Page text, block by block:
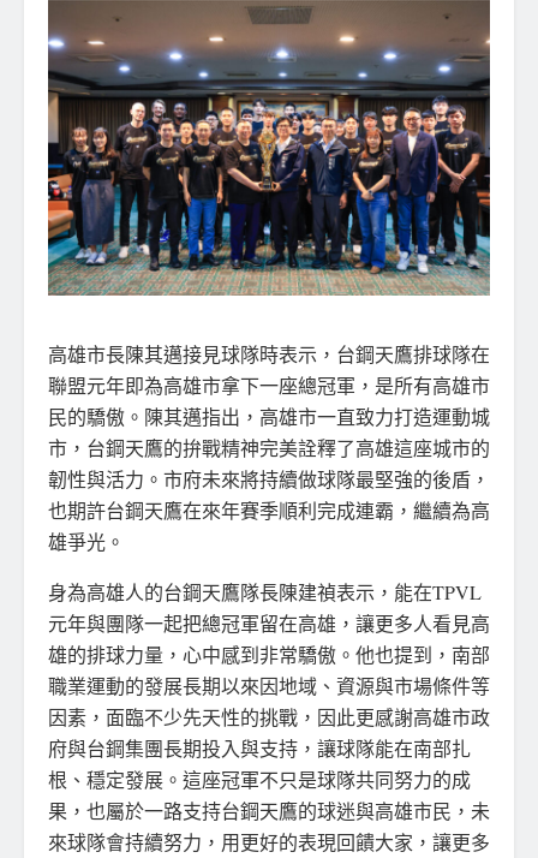
高雄市長陳其邁接見球隊時表示，台鋼天鷹排球隊在
聯盟元年即為高雄市拿下一座總冠軍，是所有高雄市
民的驕傲。陳其邁指出，高雄市一直致力打造運動城
市，台鋼天鷹的拚戰精神完美詮釋了高雄這座城市的
韌性與活力。市府未來將持續做球隊最堅強的後盾，
也期許台鋼天鷹在來年賽季順利完成連霸，繼續為高
雄爭光。
身為高雄人的台鋼天鷹隊長陳建禎表示，能在TPVL
元年與團隊一起把總冠軍留在高雄，讓更多人看見高
雄的排球力量，心中感到非常驕傲。他也提到，南部
職業運動的發展長期以來因地域、資源與市場條件等
因素，面臨不少先天性的挑戰，因此更感謝高雄市政
府與台鋼集團長期投入與支持，讓球隊能在南部扎
根、穩定發展。這座冠軍不只是球隊共同努力的成
果，也屬於一路支持台鋼天鷹的球迷與高雄市民，未
來球隊會持續努力，用更好的表現回饋大家，讓更多